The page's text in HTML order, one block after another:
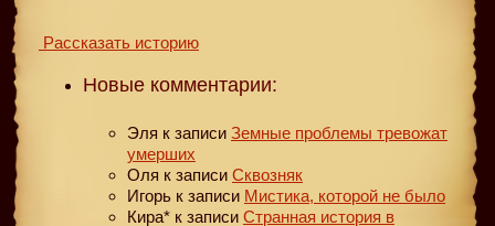
Рассказать историю
Новые комментарии:
Эля к записи Земные проблемы тревожат
умерших
Оля к записи Сквозняк
Игорь к записи Мистика, которой не было
Кира* к записи Странная история в